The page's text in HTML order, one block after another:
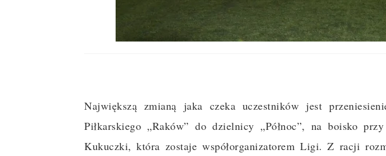
Największą zmianą jaka czeka uczestników jest
Piłkarskiego „Raków” do dzielnicy „Północ”, na boisko
Kukuczki, która zostaje współorganizatorem Ligi. Z racji